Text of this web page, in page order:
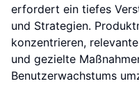
erfordert ein tiefes
und Strategien.
konzentrieren,
und gezielte
Benutzerwachstums